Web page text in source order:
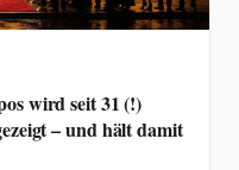
wird seit 31 (!)
– und hält damit